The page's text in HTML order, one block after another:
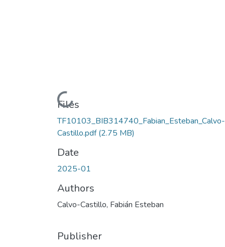
Loading...
Files
TF10103_BIB314740_Fabian_Esteban_Calvo-
Castillo.pdf(2.75 MB)
Date
2025-01
Authors
Calvo-Castillo, Fabián Esteban
Publisher